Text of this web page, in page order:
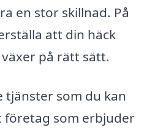
en stor skillnad. På
att din häck
på rätt sätt.
tjänster som du kan
som erbjuder